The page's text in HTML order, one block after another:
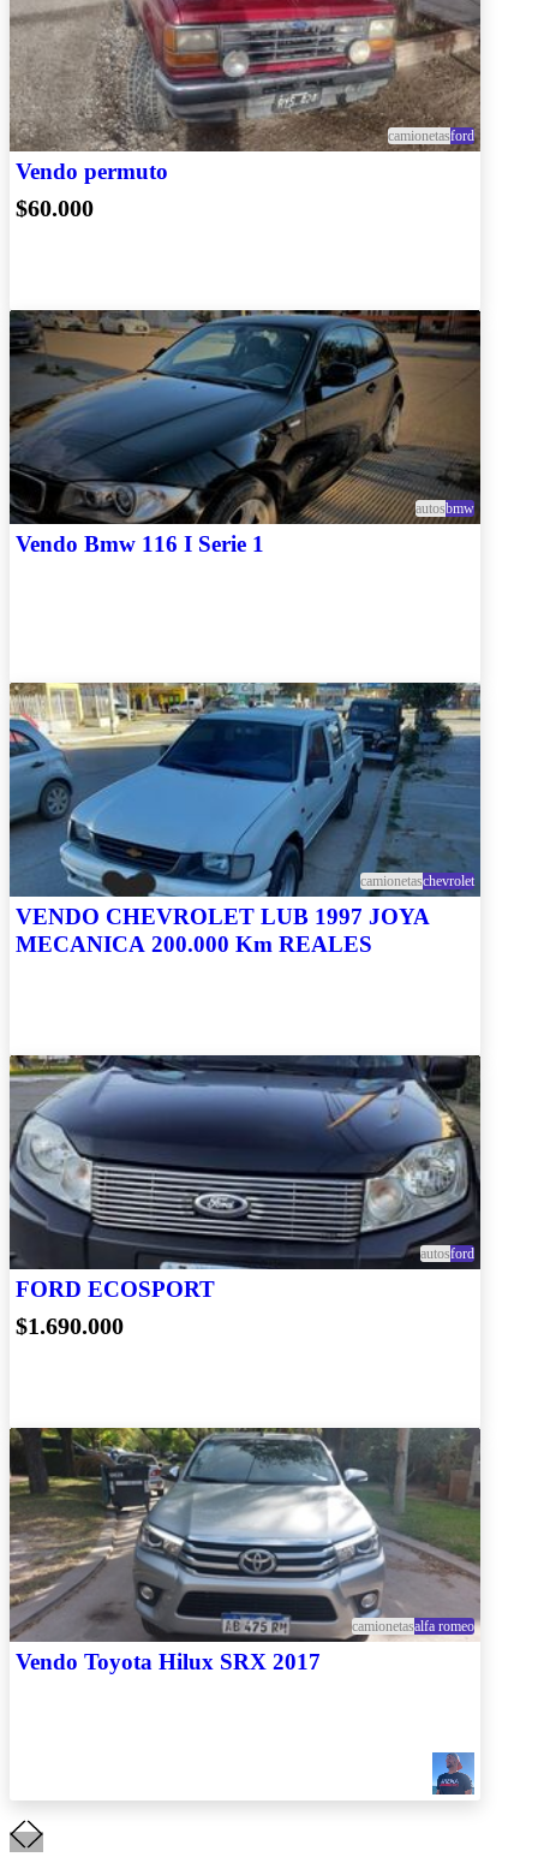
camionetasford
Vendo permuto
$60.000
autosbmw
Vendo Bmw 116 I Serie 1
camionetaschevrolet
VENDO CHEVROLET LUB 1997 JOYA
MECANICA 200.000 Km REALES
autosford
FORD ECOSPORT
$1.690.000
camionetasalfa romeo
Vendo Toyota Hilux SRX 2017